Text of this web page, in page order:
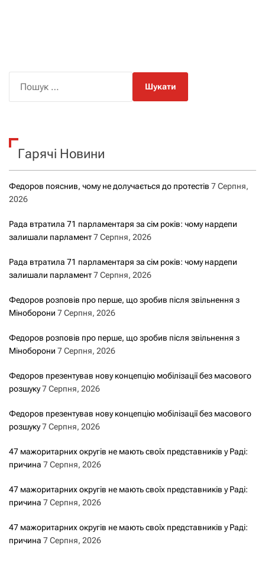
к
Гарячі Новини
Федоров пояснив, чому не долучається до протестів 7 Серпня,
2026
Рада втратила 71 парламентаря за сім років: чому нардепи
залишали парламент7 Серпня, 2026
Рада втратила 71 парламентаря за сім років: чому нардепи
залишали парламент7 Серпня, 2026
Федоров розповів про перше, що зробив після звільнення з
Міноборони 7 Серпня, 2026
Федоров розповів про перше, що зробив після звільнення з
Міноборони 7 Серпня, 2026
Федоров презентував нову концепцію мобілізації без масового
розшуку7 Серпня, 2026
Федоров презентував нову концепцію мобілізації без масового
розшуку7 Серпня, 2026
47 мажоритарних округів не мають своїх представників у Раді:
причина 7 Серпня, 2026
47 мажоритарних округів не мають своїх представників у Раді:
причина 7 Серпня, 2026
47 мажоритарних округів не мають своїх представників у Раді:
причина 7 Серпня, 2026